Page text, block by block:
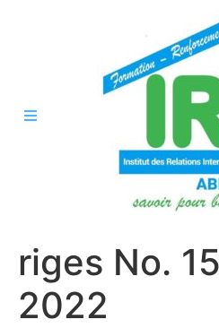
riges No.
2022